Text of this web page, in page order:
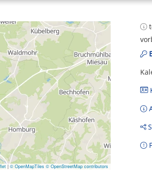
| © OpenMapTiles © OpenStreetMap contributors